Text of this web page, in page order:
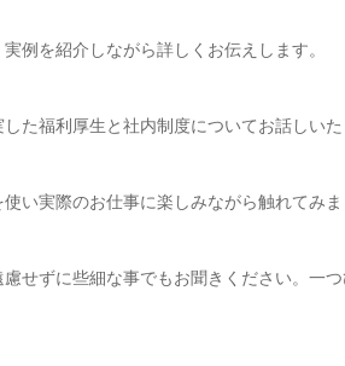
例を紹介しながら詳しくお伝えします。
た福利厚生と社内制度についてお話しいた
い実際のお仕事に楽しみながら触れてみま
せずに些細な事でもお聞きください。一